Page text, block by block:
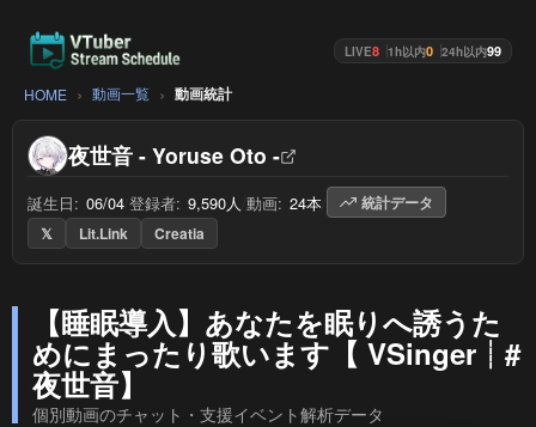
LIVE8 1h以内0 24h以内99
HOME 動画一覧 動画統計
夜世音 - Yoruse Oto -
誕生日: 06/04 登録者: 9,590人 動画: 24本
統計データ
𝕏
Lit.Link Creatia
【睡眠導入】あなたを眠りへ誘うた
めにまったり歌います【 VSinger┊#
夜世音】
個別動画のチャット・支援イベント解析データ